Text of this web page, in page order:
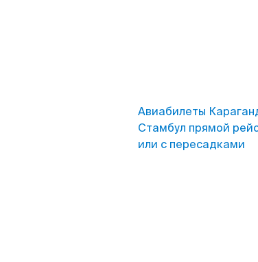
Авиабилеты
Стамбул прямой
или с пересадками